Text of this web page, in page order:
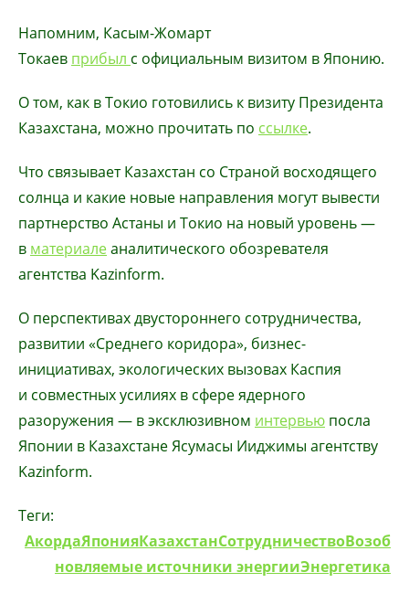
Напомним, Касым-Жомарт
Токаев прибыл с официальным визитом в Японию.
О том, как в Токио готовились к визиту Президента
Казахстана, можно прочитать по ссылке.
Что связывает Казахстан со Страной восходящего
солнца и какие новые направления могут вывести
партнерство Астаны и Токио на новый уровень —
в материалеаналитического обозревателя
агентства Kazinform.
О перспективах двустороннего сотрудничества,
развитии «Среднего коридора», бизнес-
инициативах, экологических вызовах Каспия
и совместных усилиях в сфере ядерного
разоружения — в эксклюзивном интервью посла
Японии в Казахстане Ясумасы Ииджимы агентству
Kazinform.
Теги:
АкордаЯпонияКазахстанСотрудничествоВозоб
новляемые источники энергииЭнергетика